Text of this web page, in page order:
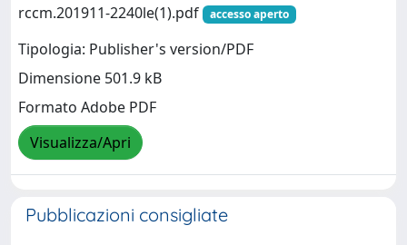
rccm.201911-2240le(1).pdf
accesso aperto
Tipologia: Publisher's version/PDF
Dimensione 501.9 kB
Formato Adobe PDF
Visualizza/Apri
Pubblicazioni consigliate